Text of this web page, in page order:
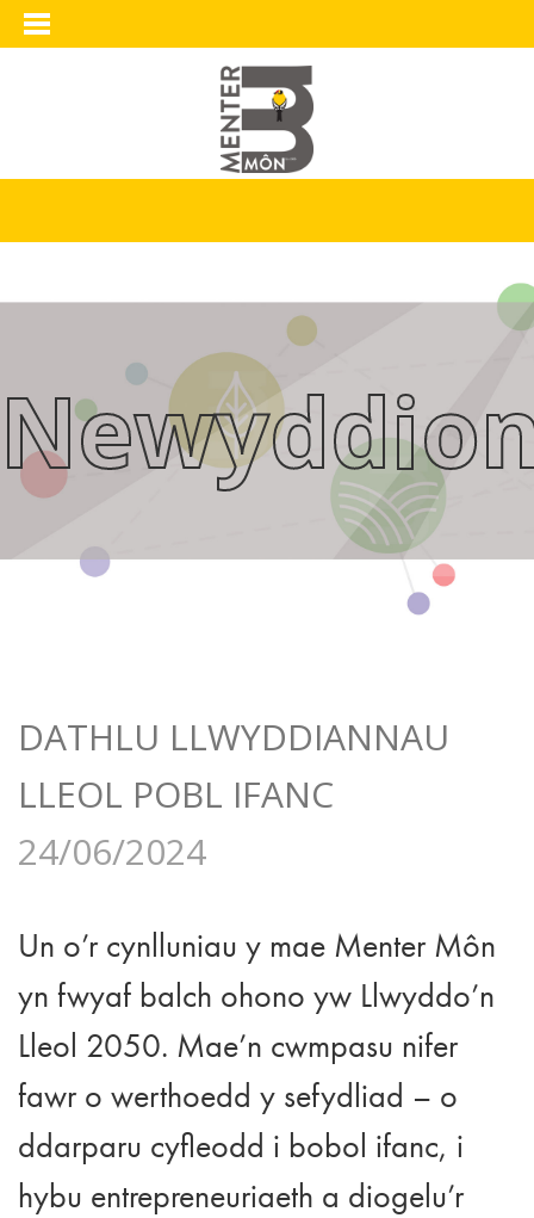
DATHLU LLWYDDIANNAU
LLEOL POBL IFANC
24/06/2024
Un o’r cynlluniau y mae Menter Môn
yn fwyaf balch ohono yw Llwyddo’n
Lleol 2050. Mae’n cwmpasu nifer
fawr o werthoedd y sefydliad – o
ddarparu cyfleodd i bobol ifanc, i
hybu entrepreneuriaeth a diogelu’r